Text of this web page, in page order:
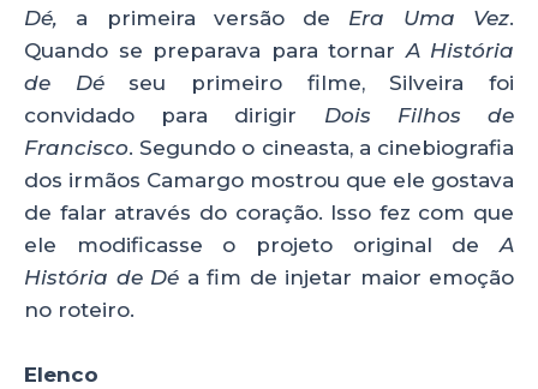
Dé, a primeira versão de Era Uma Vez.
Quando se preparava para tornarA História
de Déseu primeiro filme, Silveira foi
convidado para dirigir Dois Filhos de
Francisco. Segundo o cineasta, a cinebiografia
dos irmãos Camargo mostrou que ele gostava
de falar através do coração. Isso fez com que
ele modificasse o projeto original deA
História de Dé a fim de injetar maior emoção
no roteiro.
Elenco